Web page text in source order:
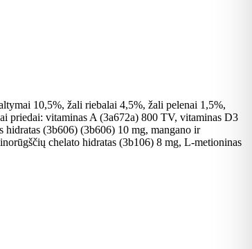
10,5%, žali riebalai 4,5%, žali pelenai 1,5%,
priedai: vitaminas A (3a672a) 800 TV, vitaminas D3
(3b606) (3b606) 10 mg, mangano ir
chelato hidratas (3b106) 8 mg, L-metioninas